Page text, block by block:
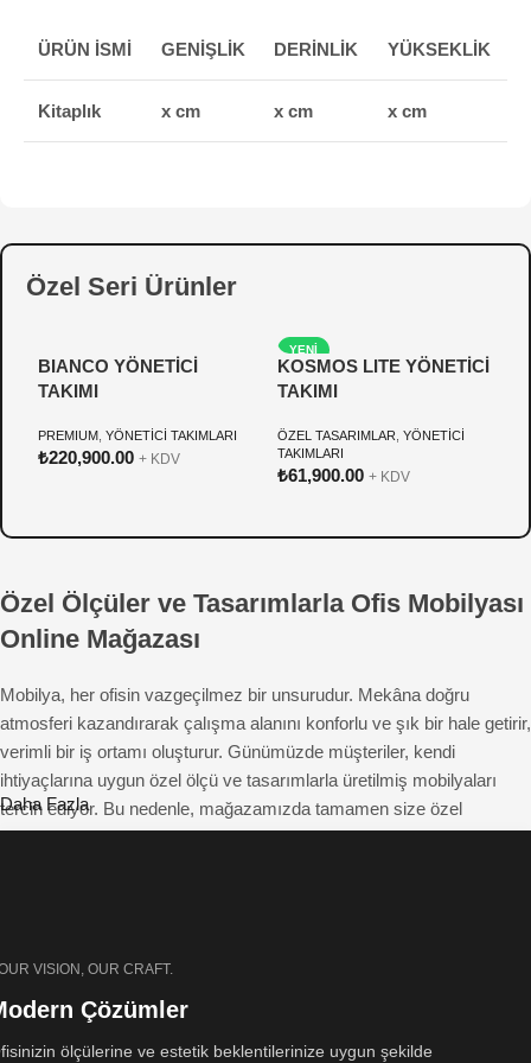
ÜRÜN İSMİ GENİŞLİK DERİNLİK YÜKSEKLİK
Kitaplık x cm x cm x cm
Özel Seri Ürünler
BIANCO YÖNETİCİ
TAKIMI
PREMIUM YÖNETİCİ TAKIMLARI
₺220,900.00 + KDV
YENI
KOSMOS LITE YÖNETİCİ
TAKIMI
ÖZEL TASARIMLAR YÖNETİCİ
TAKIMLARI
₺61,900.00 + KDV
Özel Ölçüler ve Tasarımlarla Ofis Mobilyası
Online Mağazası
Mobilya, her ofisin vazgeçilmez bir unsurudur. Mekâna doğru
atmosferi kazandırarak çalışma alanını konforlu ve şık bir hale getirir,
verimli bir iş ortamı oluşturur. Günümüzde müşteriler, kendi
ihtiyaçlarına uygun özel ölçü ve tasarımlarla üretilmiş mobilyaları
tercih ediyor. Bu nedenle, mağazamızda tamamen size özel
çözümler sunuyoruz. Beğendiğiniz mobilyayı fotoğraflar üzerinden
Pinterest Tarzı Ofis Mobilyaları: Özel
Ölçülerde ve Tasarımlarda Üretim
Daha Fazla
VISION, OUR CRAFT.
Çözümler
ölçülerine ve estetik beklentilerinize uygun şekilde